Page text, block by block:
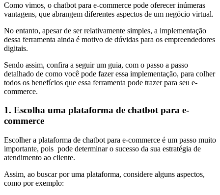
Como vimos, o chatbot para e-commerce pode oferecer inúmeras
vantagens, que abrangem diferentes aspectos de um negócio virtual.
No entanto, apesar de ser relativamente simples, a implementação
dessa ferramenta ainda é motivo de dúvidas para os empreendedores
digitais.
Sendo assim, confira a seguir um guia, com o passo a passo
detalhado de como você pode fazer essa implementação, para colher
todos os benefícios que essa ferramenta pode trazer para seu e-
commerce.
1. Escolha uma plataforma de chatbot para e-
commerce
Escolher a plataforma de chatbot para e-commerce é um passo muito
importante, pois pode determinar o sucesso da sua estratégia de
atendimento ao cliente.
Assim, ao buscar por uma plataforma, considere alguns aspectos,
como por exemplo: